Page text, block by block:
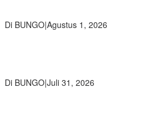
Di BUNGO|Agustus 1, 2026
Di BUNGO|Juli 31, 2026